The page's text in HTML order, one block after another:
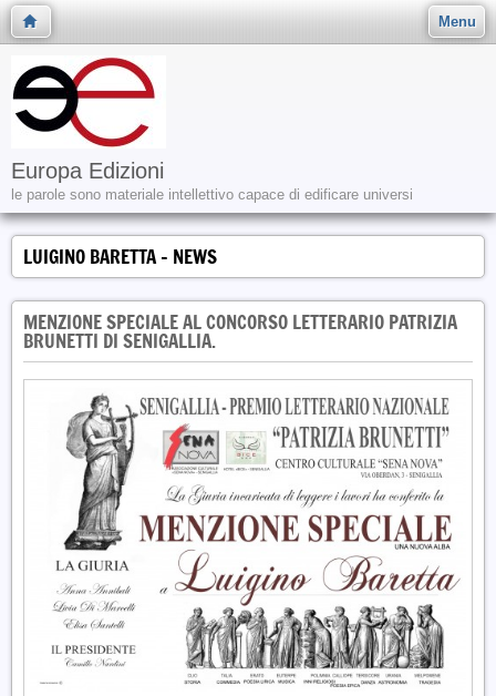
Menu
Europa Edizioni
le parole sono materiale intellettivo capace di edificare universi
LUIGINO BARETTA - NEWS
MENZIONE SPECIALE AL CONCORSO LETTERARIO PATRIZIA
BRUNETTI DI SENIGALLIA.